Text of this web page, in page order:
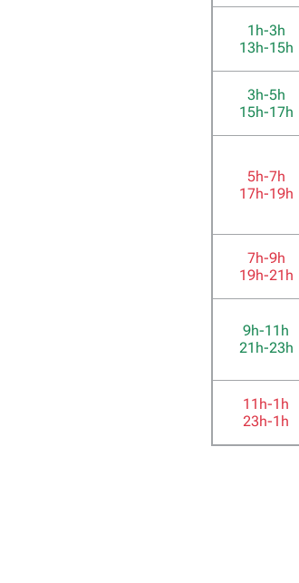
1h-3h
13h-15h
3h-5h
15h-17h
5h-7h
17h-19h
7h-9h
19h-21h
9h-11h
21h-23h
11h-1h
23h-1h